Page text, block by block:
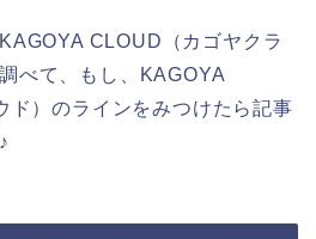
CLOUD（カゴヤクラ
べて、もし、KAGOYA
ド）のラインをみつけたら記事